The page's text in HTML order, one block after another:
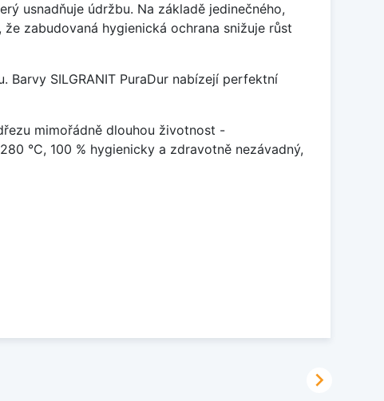
usnadňuje údržbu. Na základě jedinečného,
zabudovaná hygienická ochrana snižuje růst
SILGRANIT PuraDur nabízejí perfektní
mimořádně dlouhou životnost -
°C, 100 % hygienicky a zdravotně nezávadný,
